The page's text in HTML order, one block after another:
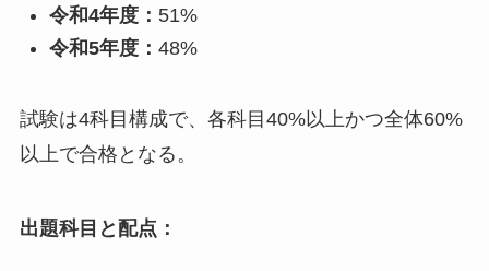
令和4年度： 51%
令和5年度： 48%
試験は4科目構成で、各科目40%以上かつ全体60%
以上で合格となる。
出題科目と配点：